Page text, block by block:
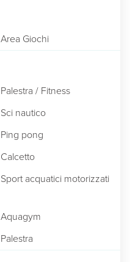
Area Giochi
Palestra / Fitness
Sci nautico
Ping pong
Calcetto
Sport acquatici motorizzati
Aquagym
Palestra